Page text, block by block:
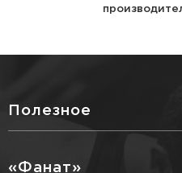
Полезное
«Фанат»